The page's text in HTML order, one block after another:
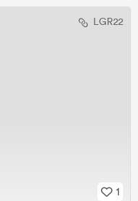
LGR22
1